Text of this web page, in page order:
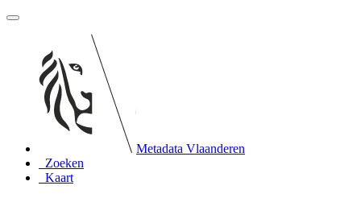
Metadata Vlaanderen
Zoeken
Kaart